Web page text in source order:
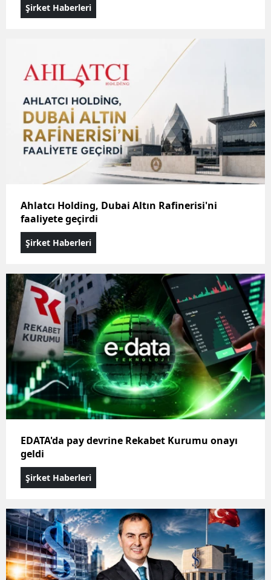
Şirket Haberleri
Ahlatcı Holding, Dubai Altın Rafinerisi'ni
faaliyete geçirdi
Şirket Haberleri
EDATA'da pay devrine Rekabet Kurumu onayı
geldi
Şirket Haberleri